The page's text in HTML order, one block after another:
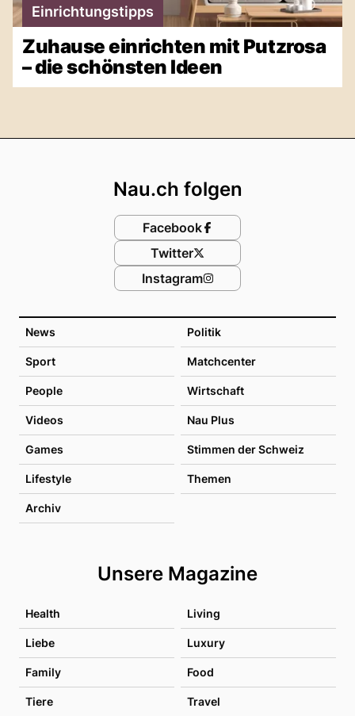
Einrichtungstipps
Zuhause einrichten mit Putzrosa
– die schönsten Ideen
News Politik
Sport Matchcenter
People Wirtschaft
Videos Nau Plus
Games Stimmen der Schweiz
Lifestyle Themen
Archiv
Unsere Magazine
Health Living
Liebe Luxury
Family Food
Tiere Travel
Nau.ch folgen
Facebook
Twitter
Instagram